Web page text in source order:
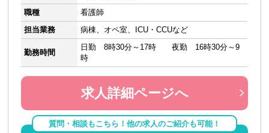
職種
看護師
担当業務
病棟、オペ室、ICU・CCUなど
勤務時間
日勤 8時30分～17時 夜勤 16時30分～9
時
求人詳細ページへ
質問・相談もこちら！他の求人のご紹介も可能！